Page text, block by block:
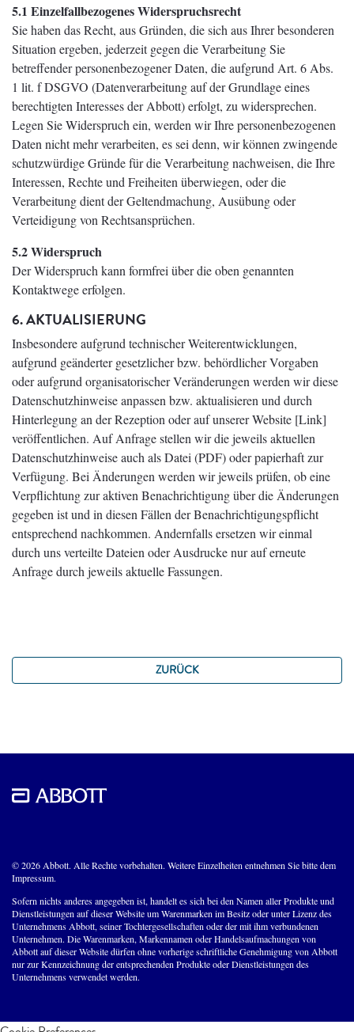
5.1 Einzelfallbezogenes Widerspruchsrecht
Sie haben das Recht, aus Gründen, die sich aus Ihrer besonderen
Situation ergeben, jederzeit gegen die Verarbeitung Sie
betreffender personenbezogener Daten, die aufgrund Art. 6 Abs.
1 lit. f DSGVO (Datenverarbeitung auf der Grundlage eines
berechtigten Interesses der Abbott) erfolgt, zu widersprechen.
Legen Sie Widerspruch ein, werden wir Ihre personenbezogenen
Daten nicht mehr verarbeiten, es sei denn, wir können zwingende
schutzwürdige Gründe für die Verarbeitung nachweisen, die Ihre
Interessen, Rechte und Freiheiten überwiegen, oder die
Verarbeitung dient der Geltendmachung, Ausübung oder
Verteidigung von Rechtsansprüchen.
5.2 Widerspruch
Der Widerspruch kann formfrei über die oben genannten
Kontaktwege erfolgen.
6. AKTUALISIERUNG
Insbesondere aufgrund technischer Weiterentwicklungen,
aufgrund geänderter gesetzlicher bzw. behördlicher Vorgaben
oder aufgrund organisatorischer Veränderungen werden wir diese
Datenschutzhinweise anpassen bzw. aktualisieren und durch
Hinterlegung an der Rezeption oder auf unserer Website [Link]
veröffentlichen. Auf Anfrage stellen wir die jeweils aktuellen
Datenschutzhinweise auch als Datei (PDF) oder papierhaft zur
Verfügung. Bei Änderungen werden wir jeweils prüfen, ob eine
Verpflichtung zur aktiven Benachrichtigung über die Änderungen
gegeben ist und in diesen Fällen der Benachrichtigungspflicht
entsprechend nachkommen. Andernfalls ersetzen wir einmal
durch uns verteilte Dateien oder Ausdrucke nur auf erneute
Anfrage durch jeweils aktuelle Fassungen.
ZURÜCK
© 2026 Abbott. Alle Rechte vorbehalten. Weitere Einzelheiten entnehmen Sie bitte dem
Impressum.
Sofern nichts anderes angegeben ist, handelt es sich bei den Namen aller Produkte und
Dienstleistungen auf dieser Website um Warenmarken im Besitz oder unter Lizenz des
Unternehmens Abbott, seiner Tochtergesellschaften oder der mit ihm verbundenen
Unternehmen. Die Warenmarken, Markennamen oder Handelsaufmachungen von
Abbott auf dieser Website dürfen ohne vorherige schriftliche Genehmigung von Abbott
nur zur Kennzeichnung der entsprechenden Produkte oder Dienstleistungen des
Unternehmens verwendet werden.